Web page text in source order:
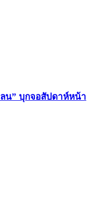
ลน” บุกจอสัปดาห์หน้า